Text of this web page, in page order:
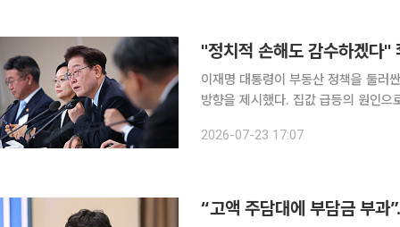
"정치적 손해도 감수하겠다
이재명 대통령이 부동산 정책을 둘러
방향을 제시했다. 집값 급등의 원인
2026-07-23 17:07
“고액 주담대에 부담금 부과